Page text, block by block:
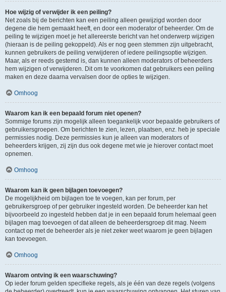
Hoe wijzig of verwijder ik een peiling?
Net zoals bij de berichten kan een peiling alleen gewijzigd worden door
degene die hem gemaakt heeft, en door een moderator of beheerder. Om de
peiling te wijzigen moet je het allereerste bericht van het onderwerp wijzigen
(hieraan is de peiling gekoppeld). Als er nog geen stemmen zijn uitgebracht,
kunnen gebruikers de peiling verwijderen of iedere peilingsoptie wijzigen.
Maar, als er reeds gestemd is, dan kunnen alleen moderators of beheerders
hem wijzigen of verwijderen. Dit om te voorkomen dat gebruikers een peiling
maken en deze daarna vervalsen door de opties te wijzigen.
Omhoog
Waarom kan ik een bepaald forum niet openen?
Sommige forums zijn mogelijk alleen toegankelijk voor bepaalde gebruikers of
gebruikersgroepen. Om berichten te zien, lezen, plaatsen, enz. heb je speciale
permissies nodig. Deze permissies kun je alleen van moderators of
beheerders krijgen, zij zijn dus ook degene met wie je hierover contact moet
opnemen.
Omhoog
Waarom kan ik geen bijlagen toevoegen?
De mogelijkheid om bijlagen toe te voegen, kan per forum, per
gebruikersgroep of per gebruiker ingesteld worden. De beheerder kan het
bijvoorbeeld zo ingesteld hebben dat je in een bepaald forum helemaal geen
bijlagen mag toevoegen of dat alleen de beheerdersgroep dit mag. Neem
contact op met de beheerder als je niet zeker weet waarom je geen bijlagen
kan toevoegen.
Omhoog
Waarom ontving ik een waarschuwing?
Op ieder forum gelden specifieke regels, als je één van deze regels (volgens